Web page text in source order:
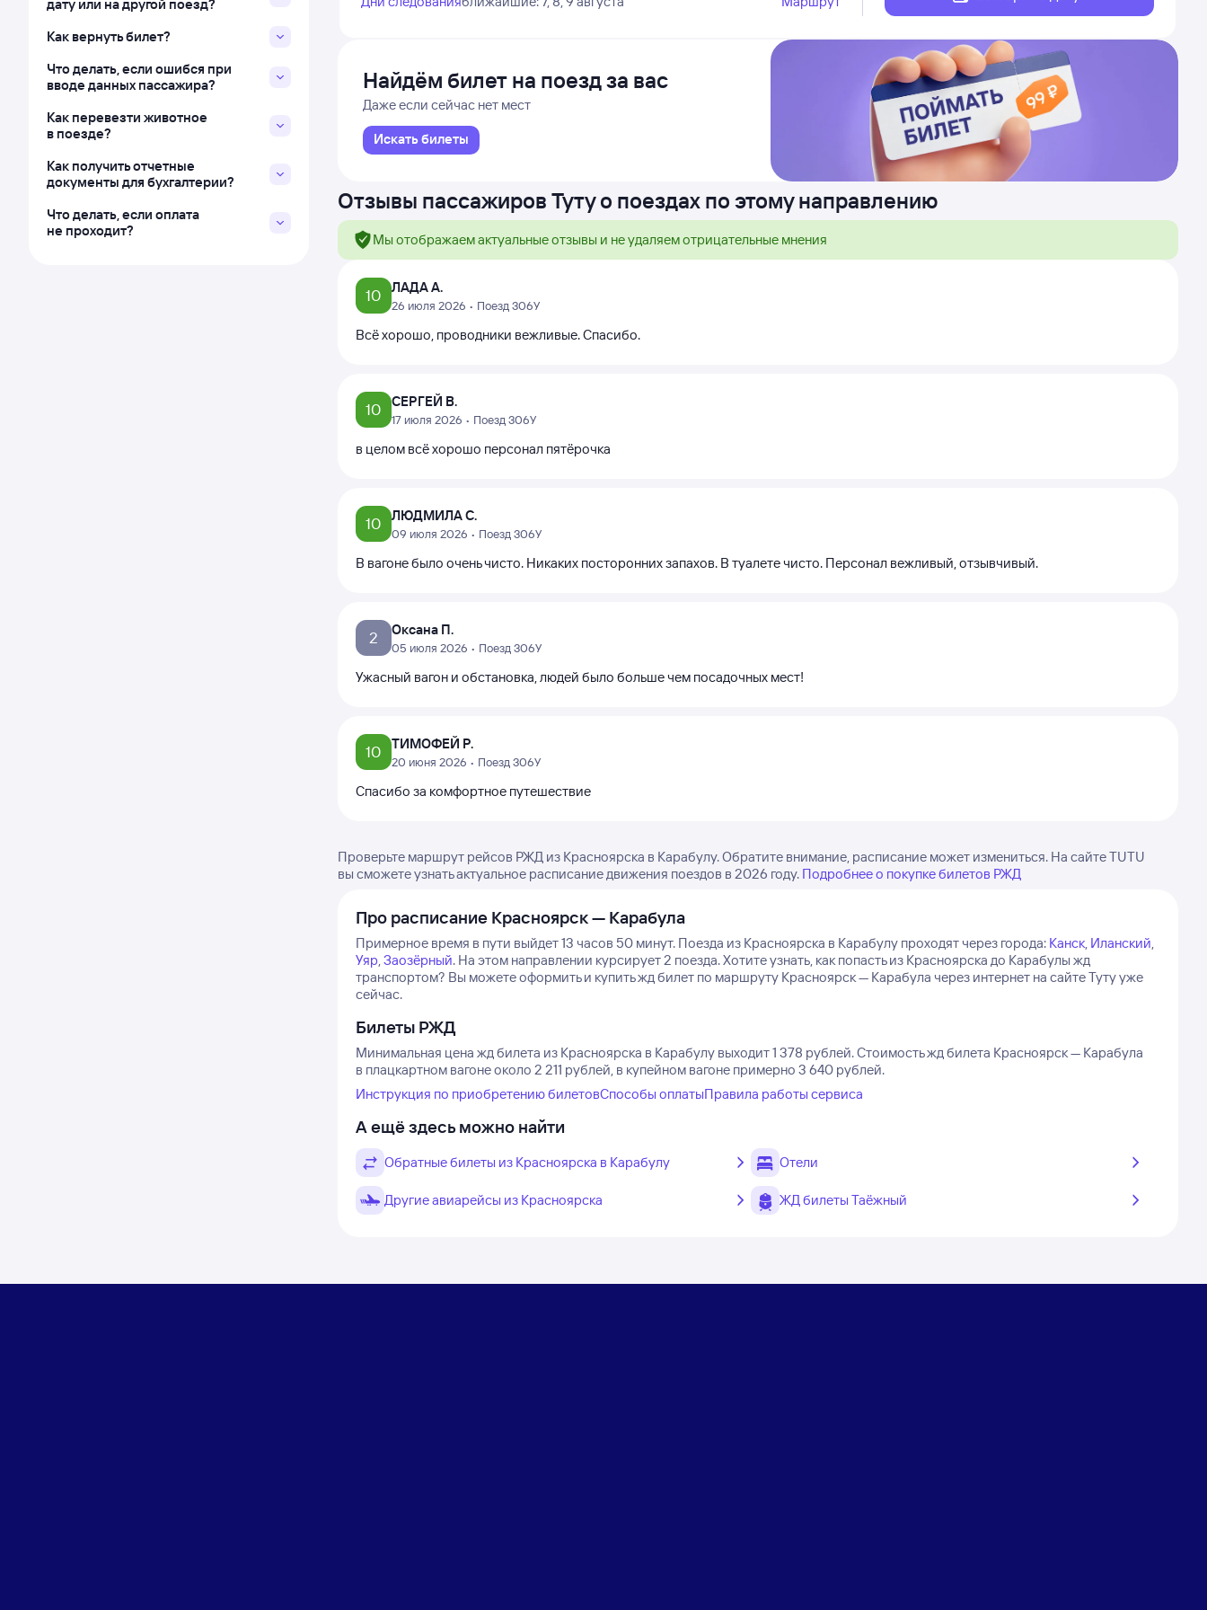
дату или на другой поезд?
Как вернуть билет?
Что делать, если ошибся при
вводе данных пассажира?
Как перевезти животное
в поезде?
Как получить отчетные
документы для бухгалтерии?
Что делать, если оплата
не проходит?
Найдём билет на поезд за вас
Даже если сейчас нет мест
Искать билеты
Отзывы пассажиров Туту о поездах по этому направлению
Мы отображаем актуальные отзывы и не удаляем отрицательные мнения
10 ЛАДА А.
26 июля 2026 • Поезд 306У
Всё хорошо, проводники вежливые. Спасибо.
10 СЕРГЕЙ В.
17 июля 2026 • Поезд 306У
в целом всё хорошо персонал пятёрочка
10 ЛЮДМИЛА С.
09 июля 2026 • Поезд 306У
В вагоне было очень чисто. Никаких посторонних запахов. В туалете чисто. Персонал вежливый, отзывчивый.
2 Оксана П.
05 июля 2026 • Поезд 306У
Ужасный вагон и обстановка, людей было больше чем посадочных мест!
10 ТИМОФЕЙ Р.
20 июня 2026 • Поезд 306У
Спасибо за комфортное путешествие
Проверьте маршрут рейсов РЖД из Красноярска в Карабулу. Обратите внимание, расписание может измениться. На сайте TUTU
вы сможете узнать актуальное расписание движения поездов в 2026 году. Подробнее о покупке билетов РЖД
Про расписание Красноярск — Карабула
Примерное время в пути выйдет 13 часов 50 минут. Поезда из Красноярска в Карабулу проходят через города: Канск, Иланский,
Уяр,Заозёрный. На этом направлении курсирует 2 поезда.Хотите узнать, как попасть из Красноярска до Карабулы жд
транспортом? Вы можете оформить и купить жд билет по маршруту Красноярск — Карабула через интернет на сайте Туту уже
сейчас.
Билеты РЖД
Минимальная цена жд билета из Красноярска в Карабулу выходит 1 378 рублей.Стоимость жд билета Красноярск — Карабула
в плацкартном вагоне около 2 211 рублей, в купейном вагоне примерно 3 640 рублей.
Инструкция по приобретению билетовСпособы оплатыПравила работы сервиса
А ещё здесь можно найти
Обратные билеты из Красноярска в Карабулу Отели
Другие авиарейсы из Красноярска ЖД билеты Таёжный